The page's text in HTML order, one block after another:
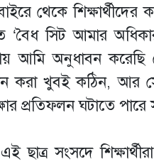
থেকে শিক্ষার্থীদের
‘বৈধ সিট আমার
আমি অনুধাবন করেছি
করা খুবই কঠিন, আর সে
প্রতিফলন ঘটাতে
ছাত্র সংসদে